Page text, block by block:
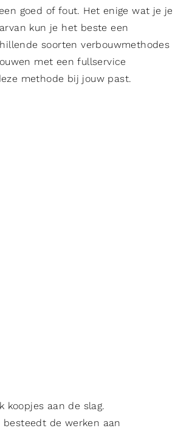
goed of fout. Het enige wat je je
kun je het beste een
soorten verbouwmethodes
met een fullservice
methode bij jouw past.
koopjes aan de slag.
de werken aan